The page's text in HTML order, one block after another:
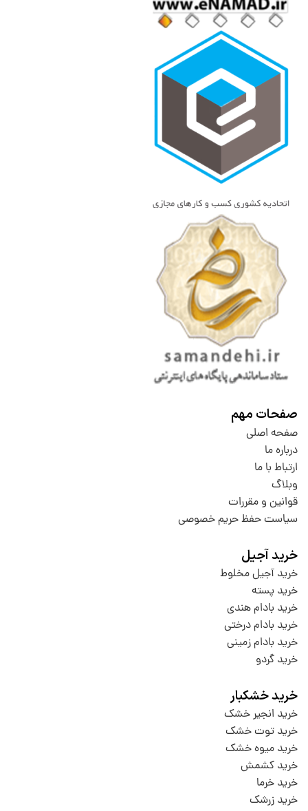
صفحات مهم
صفحه اصلی
درباره ما
ارتباط با ما
وبلاگ
قوانین و مقررات
سیاست حفظ حریم خصوصی
خرید آجیل
خرید آجیل مخلوط
خرید پسته
خرید بادام هندی
خرید بادام درختی
خرید بادام زمینی
خرید گردو
خرید خشکبار
خرید انجیر خشک
خرید توت خشک
خرید میوه خشک
خرید کشمش
خرید خرما
خرید زرشک